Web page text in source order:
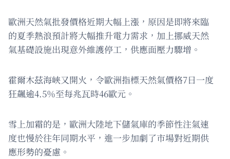
歐洲天然氣批發價格近期大幅上漲，原因是即將來臨
的夏季熱浪預計將大幅推升電力需求，加上挪威天然
氣基礎設施出現意外維護停工，供應面壓力驟增。
霍爾木茲海峽又開火，令歐洲指標天然氣價格7日一度
狂飆逾4.5％至每兆瓦時46歐元。
雪上加霜的是，歐洲大陸地下儲氣庫的季節性注氣速
度也慢於往年同期水平，進一步加劇了市場對近期供
應形勢的憂慮。